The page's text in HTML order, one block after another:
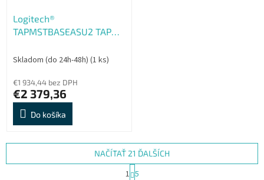
Logitech®
TAPMSTBASEASU2 TAP
CAM EU Plug
Skladom (do 24h-48h) (1 ks)
€1 934,44 bez DPH
€2 379,36
Do košíka
NAČÍTAŤ 21 ĎALŠÍCH
S
1 5